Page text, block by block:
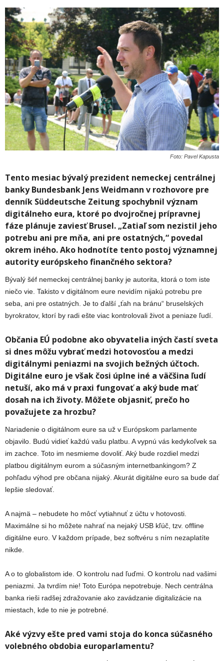
Foto: Pavel Kapusta
Tento mesiac bývalý prezident nemeckej centrálnej
banky Bundesbank Jens Weidmann v rozhovore pre
denník Süddeutsche Zeitung spochybnil význam
digitálneho eura, ktoré po dvojročnej prípravnej
fáze plánuje zaviesť Brusel. „Zatiaľ som nezistil jeho
potrebu ani pre mňa, ani pre ostatných,“ povedal
okrem iného. Ako hodnotíte tento postoj významnej
autority európskeho finančného sektora?
Bývalý šéf nemeckej centrálnej banky je autorita, ktorá o tom iste
niečo vie. Takisto v digitálnom eure nevidím nijakú potrebu pre
seba, ani pre ostatných. Je to ďalší „ťah na bránu“ bruselských
byrokratov, ktorí by radi ešte viac kontrolovali život a peniaze ľudí.
Občania EÚ podobne ako obyvatelia iných častí sveta
si dnes môžu vybrať medzi hotovosťou a medzi
digitálnymi peniazmi na svojich bežných účtoch.
Digitálne euro je však čosi úplne iné a väčšina ľudí
netuší, ako má v praxi fungovať a aký bude mať
dosah na ich životy. Môžete objasniť, prečo ho
považujete za hrozbu?
Nariadenie o digitálnom eure sa už v Európskom parlamente
objavilo. Budú vidieť každú vašu platbu. A vypnú vás kedykoľvek sa
im zachce. Toto im nesmieme dovoliť. Aký bude rozdiel medzi
platbou digitálnym eurom a súčasným internetbankingom? Z
pohľadu výhod pre občana nijaký. Akurát digitálne euro sa bude dať
lepšie sledovať.
A najmä – nebudete ho môcť vytiahnuť z účtu v hotovosti.
Maximálne si ho môžete nahrať na nejaký USB kľúč, tzv. offline
digitálne euro. V každom prípade, bez softvéru s ním nezaplatíte
nikde.
A o to globalistom ide. O kontrolu nad ľuďmi. O kontrolu nad vašimi
peniazmi. Ja tvrdím nie! Toto Európa nepotrebuje. Nech centrálna
banka rieši radšej zdražovanie ako zavádzanie digitalizácie na
miestach, kde to nie je potrebné.
Aké výzvy ešte pred vami stoja do konca súčasného
volebného obdobia europarlamentu?